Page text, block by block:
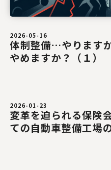
2026-05-16
体制整備…やります
やめますか？（１）
2026-01-23
変革を迫られる保険
ての自動車整備工場